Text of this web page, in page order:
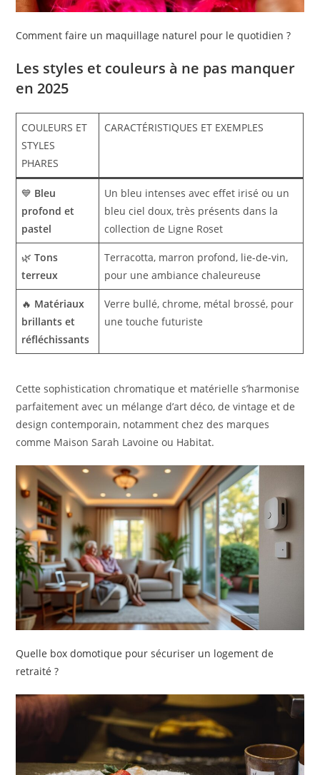
Comment faire un maquillage naturel pour le quotidien ?
Les styles et couleurs à ne pas manquer
en 2025
COULEURS ET
STYLES
PHARES
CARACTÉRISTIQUES ET EXEMPLES
💙 Bleu
profond et
pastel
Un bleu intenses avec effet irisé ou un
bleu ciel doux, très présents dans la
collection de Ligne Roset
🌿Tons
terreux
Terracotta, marron profond, lie-de-vin,
pour une ambiance chaleureuse
🔥 Matériaux
brillants et
réfléchissants
Verre bullé, chrome, métal brossé, pour
une touche futuriste
Cette sophistication chromatique et matérielle s’harmonise
parfaitement avec un mélange d’art déco, de vintage et de
design contemporain, notamment chez des marques
comme Maison Sarah Lavoine ou Habitat.
Quelle box domotique pour sécuriser un logement de
retraité ?